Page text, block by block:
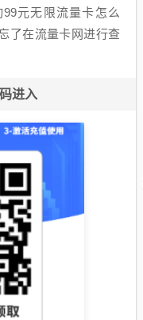
元无限流量卡怎么
了在流量卡网进行查
进入